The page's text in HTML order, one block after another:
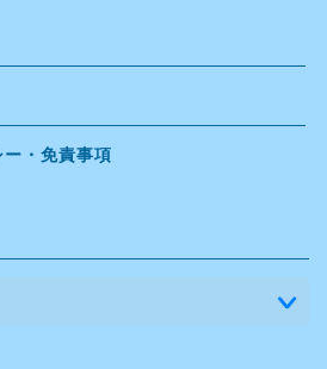
・免責事項